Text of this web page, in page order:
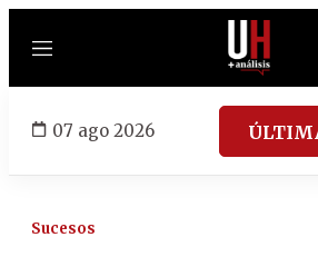
Menú
07 ago 2026
Sucesos